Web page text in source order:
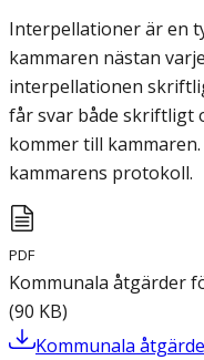
Interpellationer är en
kammaren nästan
interpellationen
får svar både skriftligt
kommer till
kammarens protokoll.
PDF
Kommunala åtgärder
(90 KB)
Kommunala